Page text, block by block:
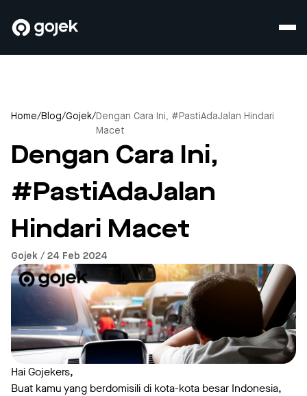
Home/Blog/Gojek/Dengan Cara Ini, #PastiAdaJalan Hindari
Macet
Dengan Cara Ini,
#PastiAdaJalan
Hindari Macet
Gojek / 24 Feb 2024
Hai Gojekers,
Buat kamu yang berdomisili di kota-kota besar Indonesia,